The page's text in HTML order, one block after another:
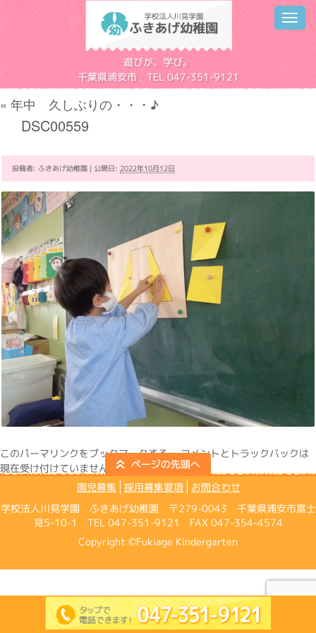
遊びが、学び。
千葉県浦安市 TEL 047-351-9121
« 年中 久しぶりの・・・♪
DSC00559
投稿者: ふきあげ幼稚園 | 公開日: 2022年10月12日
このパーマリンクをブックマークする。 コメントとトラックバックは
現在受け付けていません。
園児募集
採用募集要項
お問合わせ
学校法人川見学園 ふきあげ幼稚園 〒279-0043 千葉県浦安市富士
見5-10-1 TEL 047-351-9121 FAX 047-354-4574
Copyright ©Fukiage Kindergarten